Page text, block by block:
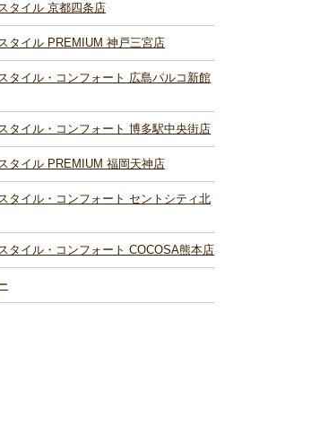
タイル 京都四条店
タイル PREMIUM 神戸三宮店
タイル・コンフォート 広島パルコ新館
タイル・コンフォート 博多駅中央街店
タイル PREMIUM 福岡天神店
タイル・コンフォート セントシティ北
タイル・コンフォート COCOSA熊本店